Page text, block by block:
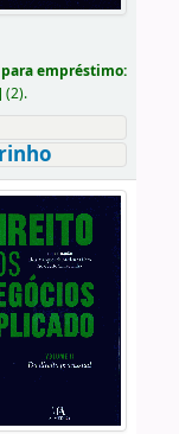
empréstimo:
(2).